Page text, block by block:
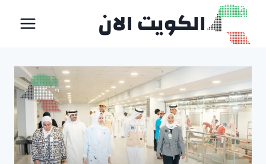
التجاوز
المحتوى
الكويت الان